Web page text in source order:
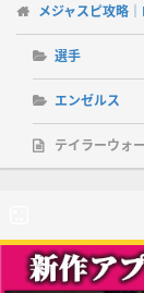
メジャスピ攻略
選手
エンゼルス
テイラーウォ